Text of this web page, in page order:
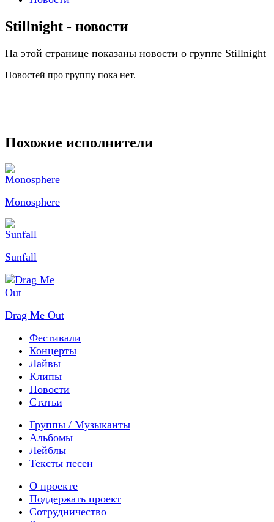
Stillnight - новости
На этой странице показаны новости о группе Stillnight
Новостей про группу пока нет.
Похожие исполнители
Monosphere
Sunfall
Drag Me Out
Фестивали
Концерты
Лайвы
Клипы
Новости
Статьи
Группы / Музыканты
Альбомы
Лейблы
Тексты песен
О проекте
Поддержать проект
Сотрудничество